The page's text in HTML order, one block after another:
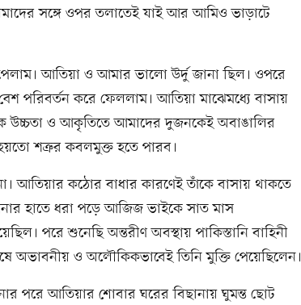
সঙ্গে ওপর তলাতেই যাই আর আমিও ভাড়াটে
আতিয়া ও আমার ভালো উর্দু জানা ছিল। ওপরে
পরিবর্তন করে ফেললাম। আতিয়া মাঝেমধ্যে বাসায়
উচ্চতা ও আকৃতিতে আমাদের দুজনকেই অবাঙালির
শত্রুর কবলমুক্ত হতে পারব।
আতিয়ার কঠোর বাধার কারণেই তাঁকে বাসায় থাকতে
হাতে ধরা পড়ে আজিজ ভাইকে সাত মাস
পরে শুনেছি অন্তরীণ অবস্থায় পাকিস্তানি বাহিনী
অভাবনীয় ও অলৌকিকভাবেই তিনি মুক্তি পেয়েছিলেন।
পরে আতিয়ার শোবার ঘরের বিছানায় ঘুমন্ত ছোট